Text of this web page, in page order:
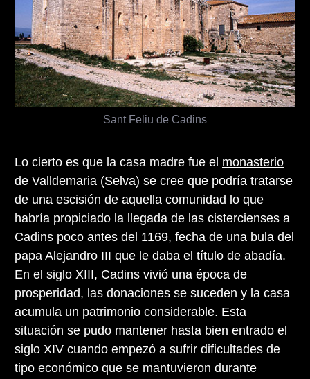
Sant Feliu de Cadins
Lo cierto es que la casa madre fue el monasterio
de Valldemaria (Selva) se cree que podría tratarse
de una escisión de aquella comunidad lo que
habría propiciado la llegada de las cistercienses a
Cadins poco antes del 1169, fecha de una bula del
papa Alejandro III que le daba el título de abadía.
En el siglo XIII, Cadins vivió una época de
prosperidad, las donaciones se suceden y la casa
acumula un patrimonio considerable. Esta
situación se pudo mantener hasta bien entrado el
siglo XIV cuando empezó a sufrir dificultades de
tipo económico que se mantuvieron durante